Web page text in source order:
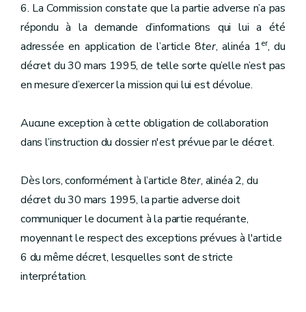
6. La Commission constate que la partie adverse n’a pas
répondu à la demande d’informations qui lui a été
adressée en application de l’article 8ter, alinéa 1er, du
décret du 30 mars 1995, de telle sorte qu’elle n’est pas
en mesure d’exercer la mission qui lui est dévolue.
Aucune exception à cette obligation de collaboration
dans l’instruction du dossier n'est prévue par le décret.
Dès lors, conformément à l’article 8ter, alinéa 2, du
décret du 30 mars 1995, la partie adverse doit
communiquer le document à la partie requérante,
moyennant le respect des exceptions prévues à l'article
6 du même décret, lesquelles sont de stricte
interprétation.